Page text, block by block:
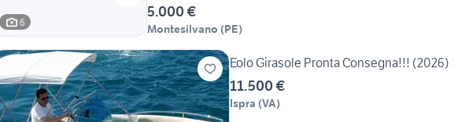
6
5.000 €
Montesilvano (PE)
Eolo Girasole Pronta Consegna!!! (2026)
11.500 €
Ispra (VA)